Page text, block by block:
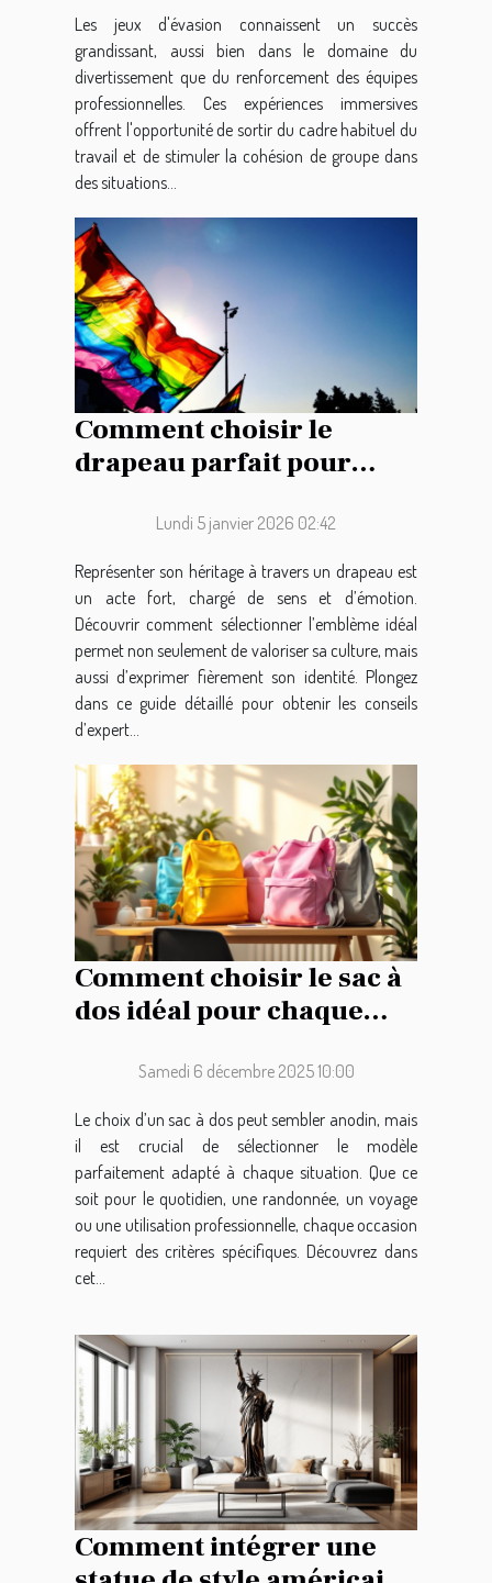
Les jeux d'évasion connaissent un succès
grandissant, aussi bien dans le domaine du
divertissement que du renforcement des équipes
professionnelles. Ces expériences immersives
offrent l'opportunité de sortir du cadre habituel du
travail et de stimuler la cohésion de groupe dans
des situations...
Comment choisir le
drapeau parfait pour
héritage ?Lundi 5 janvier 2026 02:42
Représenter son héritage à travers un drapeau est
un acte fort, chargé de sens et d’émotion.
Découvrir comment sélectionner l’emblème idéal
permet non seulement de valoriser sa culture, mais
aussi d’exprimer fièrement son identité. Plongez
dans ce guide détaillé pour obtenir les conseils
d’expert...
Comment choisir le sac à
dos idéal pour chaque
Samedi 6 décembre 2025 10:00
Le choix d’un sac à dos peut sembler anodin, mais
il est crucial de sélectionner le modèle
parfaitement adapté à chaque situation. Que ce
soit pour le quotidien, une randonnée, un voyage
ou une utilisation professionnelle, chaque occasion
requiert des critères spécifiques. Découvrez dans
cet...
Comment intégrer une